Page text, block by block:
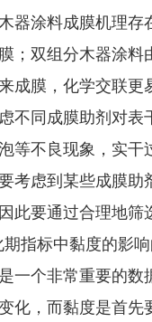
器涂料成膜机理存
；双组分木器涂
成膜，化学交联
不同成膜助剂对表
等不良现象，实干
考虑到某些成膜
此要通过合理地筛
指标中黏度的影
一个非常重要的
化，而黏度是首先